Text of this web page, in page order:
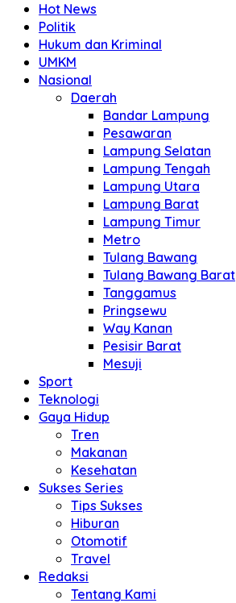
Hot News
Politik
Hukum dan Kriminal
UMKM
Nasional
Daerah
Bandar Lampung
Pesawaran
Lampung Selatan
Lampung Tengah
Lampung Utara
Lampung Barat
Lampung Timur
Metro
Tulang Bawang
Tulang Bawang Barat
Tanggamus
Pringsewu
Way Kanan
Pesisir Barat
Mesuji
Sport
Teknologi
Gaya Hidup
Tren
Makanan
Kesehatan
Sukses Series
Tips Sukses
Hiburan
Otomotif
Travel
Redaksi
Tentang Kami